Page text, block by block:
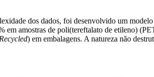
dos dados, foi desenvolvido um
em amostras de poli(tereftalato de etileno)
) em embalagens. A natureza não